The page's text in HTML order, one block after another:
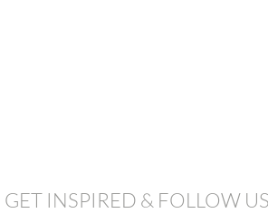
GET INSPIRED & FOLLOW US